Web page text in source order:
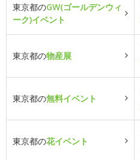
東京都のGW(ゴールデンウィ
ーク)イベント
東京都の物産展
東京都の無料イベント
東京都の花イベント